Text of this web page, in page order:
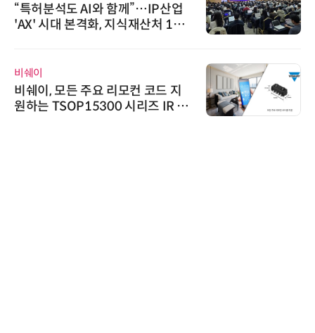
“특허분석도 AI와 함께”…IP산업
'AX' 시대 본격화, 지식재산처 1호
비쉐이
비쉐이, 모든 주요 리모컨 코드 지
원하는 TSOP15300 시리즈 IR 수